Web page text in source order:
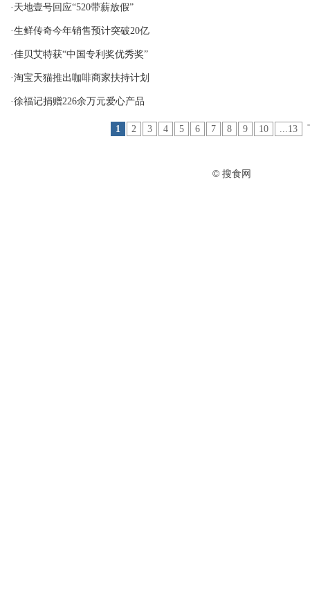
·天地壹号回应“520带薪放假”
·生鲜传奇今年销售预计突破20亿
·佳贝艾特获“中国专利奖优秀奖”
·淘宝天猫推出咖啡商家扶持计划
·徐福记捐赠226余万元爱心产品
1 2 3 4 5 6 7 8 9 10 ...13
© 搜食网